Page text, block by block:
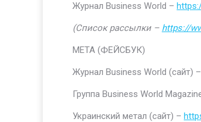
Журнал Business World –
(Список рассылки – https://
МЕТА (ФЕЙСБУК)
Журнал Business World (сайт) –
Группа Business World
Украинский метал (сайт) –